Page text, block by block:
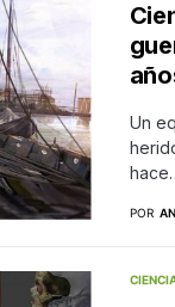
Un
POR